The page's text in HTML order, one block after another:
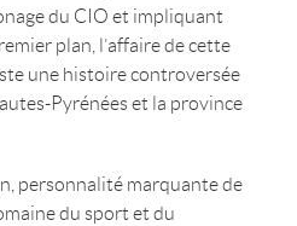
du CIO et impliquant
plan, l’affaire de cette
une histoire controversée
Pyrénées et la province
personnalité marquante de
du sport et du